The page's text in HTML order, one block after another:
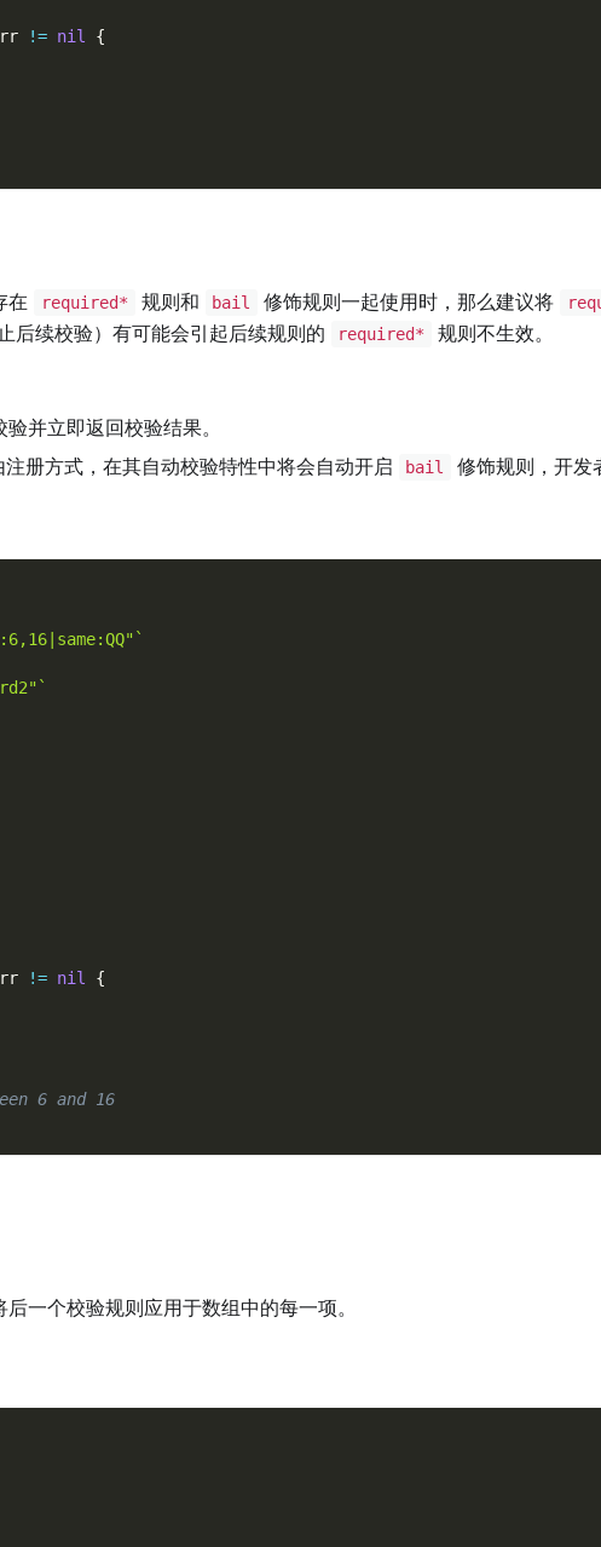
!= nil
{
在 required* 规则和 bail 修饰规则一起使用时，那么建议将
后续校验）有可能会引起后续规则的 required* 规则不生效。
并立即返回校验结果。
册方式，在其自动校验特性中将会自动开启 bail 修饰规则，开发
!= nil
{
6 and 16
一个校验规则应用于数组中的每一项。